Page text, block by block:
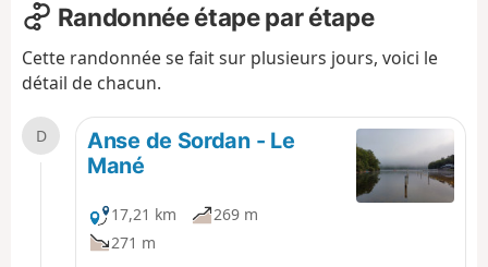
Randonnée étape par étape
Cette randonnée se fait sur plusieurs jours, voici le
détail de chacun.
D
Anse de Sordan - Le
Mané
17,21 km
269 m
271 m